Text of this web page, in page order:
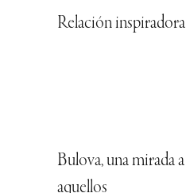
Relación inspiradora
Bulova, una mirada a
aquellos